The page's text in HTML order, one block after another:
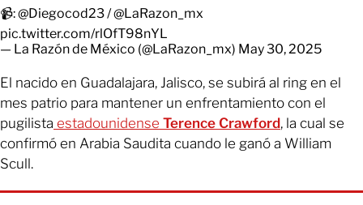
📹:@Diegocod23/@LaRazon_mx
pic.twitter.com/rlOfT98nYL
— La Razón de México (@LaRazon_mx) May 30, 2025
El nacido en Guadalajara, Jalisco, se subirá al ring en el
mes patrio para mantener un enfrentamiento con el
pugilista estadounidense Terence Crawford, la cual se
confirmó en Arabia Saudita cuando le ganó a William
Scull.